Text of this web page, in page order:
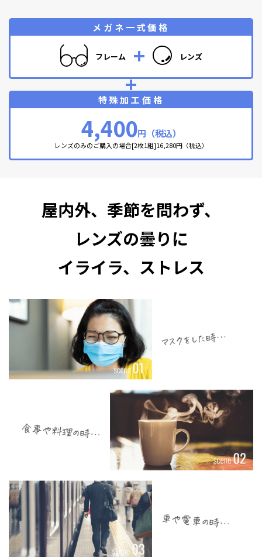
メガネ一式価格
フレーム レンズ
特殊加工価格
4,400円（税込）
レンズのみのご購入の場合[2枚1組]16,280円（税込）
屋内外、季節を問わず、
レンズの曇りに
イライラ、ストレス